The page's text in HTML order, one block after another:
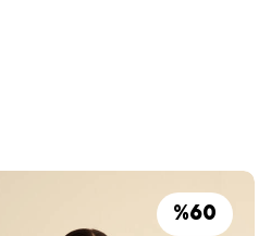
%60